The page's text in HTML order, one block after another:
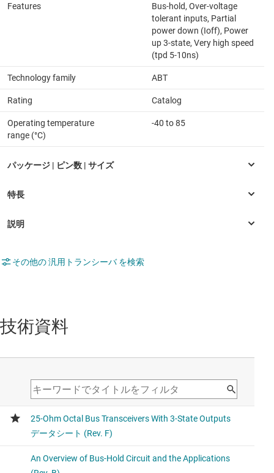
Features
Bus-hold, Over-voltage
tolerant inputs, Partial
power down (Ioff), Power
up 3-state, Very high speed
(tpd 5-10ns)
Technology family ABT
Rating Catalog
Operating temperature
range (°C)
-40 to 85
その他の 汎用トランシーバ を検索
技術資料